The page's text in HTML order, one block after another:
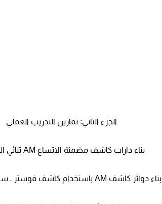
الجزء الثاني: تمارين التدريب العملي
بناء دارات كاشف مضمنة الاتساع AM ثنائي الكاشف
بناء دوائر كاشف AM باستخدام كاشف فوستر ـ سيلي المميزة